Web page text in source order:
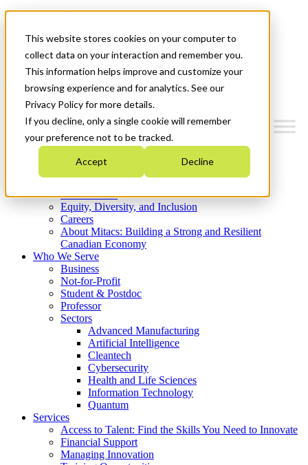
This website stores cookies on your computer to
collect data on your interaction and remember you.
This information helps improve and customize your
browsing experience and for analytics. See our
Privacy Policy for more details.
If you decline, only a single cookie will remember
your preference not to be tracked.
Accept Decline
News & Events
Get Started
Menu
Who We Are
Strategic Plan 2026-2030
What We Do
Equity, Diversity, and Inclusion
Careers
About Mitacs: Building a Strong and Resilient
Canadian Economy
Who We Serve
Business
Not-for-Profit
Student & Postdoc
Professor
Sectors
Advanced Manufacturing
Artificial Intelligence
Cleantech
Cybersecurity
Health and Life Sciences
Information Technology
Quantum
Services
Access to Talent: Find the Skills You Need to Innovate
Financial Support
Managing Innovation